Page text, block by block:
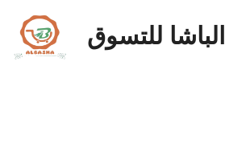
الباشا للتسوق